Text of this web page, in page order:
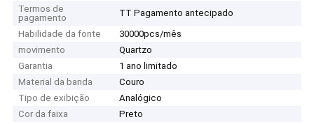
Termos de
pagamento
TT Pagamento antecipado
Habilidade da fonte
30000pcs/mês
movimento
Quartzo
Garantia
1 ano limitado
Material da banda
Couro
Tipo de exibição
Analógico
Cor da faixa
Preto